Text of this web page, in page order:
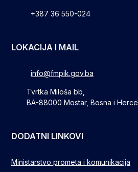
+387 36 550-024
LOKACIJA I MAIL
info@fmpik.gov.ba
Tvrtka Miloša bb,
BA-88000 Mostar, Bosna i
DODATNI LINKOVI
Ministarstvo prometa i komunikacija